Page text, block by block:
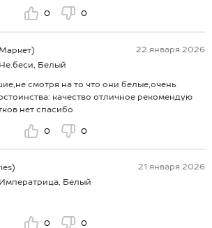
0 0
22 января 2026
Не.беси, Белый
смотря на то что они белые,очень
качество отличное рекомендую
нет спасибо
0 0
21 января 2026
Императрица, Белый
0 0